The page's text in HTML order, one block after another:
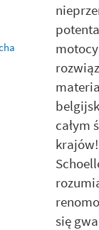
całym
się